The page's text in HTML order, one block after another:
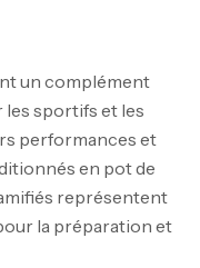
un complément
sportifs et les
performances et
en pot de
représentent
la préparation et
– 306 Gr –